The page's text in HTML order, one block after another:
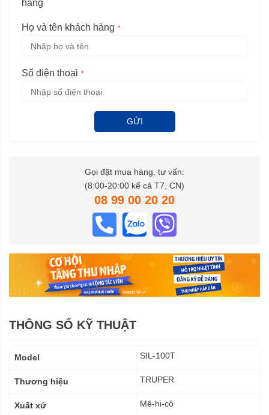
hàng
Họ và tên khách hàng
Số điện thoại
GỬI
Gọi đặt mua hàng, tư vấn:
(8:00-20:00 kể cả T7, CN)
08 99 00 20 20
THÔNG SỐ KỸ THUẬT
kỹ
Model SIL-100T
Thương hiệu TRUPER
Xuất xứ Mê-hi-cô